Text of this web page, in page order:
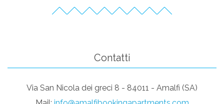
Contatti
Via San Nicola dei greci 8 - 84011 - Amalfi (SA)